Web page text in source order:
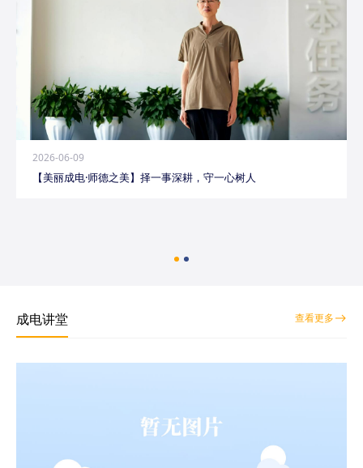
2026-06-09
【美丽成电·师德之美】择一事深耕，守一心树人
成电讲堂 查看更多